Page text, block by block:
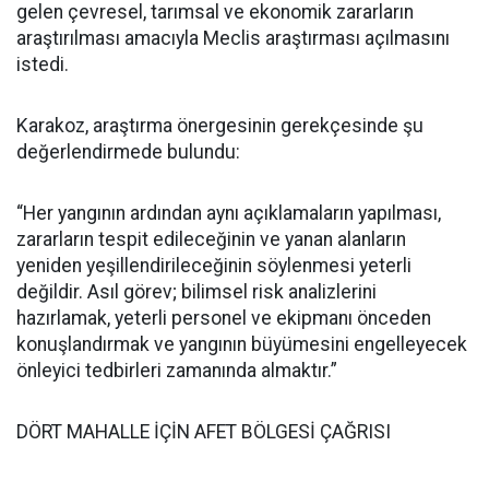
gelen çevresel, tarımsal ve ekonomik zararların
araştırılması amacıyla Meclis araştırması açılmasını
istedi.
Karakoz, araştırma önergesinin gerekçesinde şu
değerlendirmede bulundu:
“Her yangının ardından aynı açıklamaların yapılması,
zararların tespit edileceğinin ve yanan alanların
yeniden yeşillendirileceğinin söylenmesi yeterli
değildir. Asıl görev; bilimsel risk analizlerini
hazırlamak, yeterli personel ve ekipmanı önceden
konuşlandırmak ve yangının büyümesini engelleyecek
önleyici tedbirleri zamanında almaktır.”
DÖRT MAHALLE İÇİN AFET BÖLGESİ ÇAĞRISI